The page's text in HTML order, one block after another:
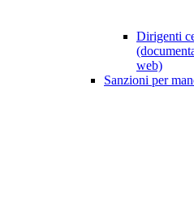
Dirigenti
web)
Sanzioni per